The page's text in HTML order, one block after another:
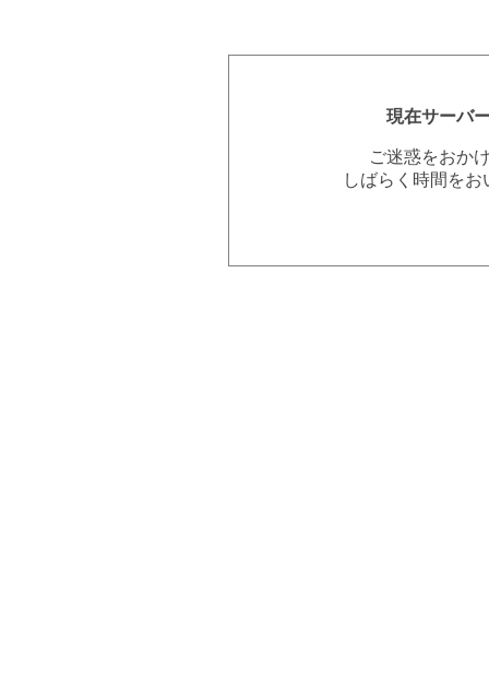
現在サーバ
ご迷惑をおか
しばらく時間を